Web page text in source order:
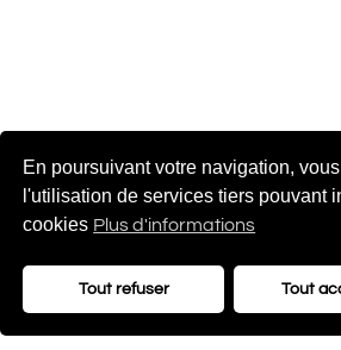
© 2022
En poursuivant votre navigation,
l'utilisation de services tiers pouvant
cookies Plus d'informations
Tout refuser Tout